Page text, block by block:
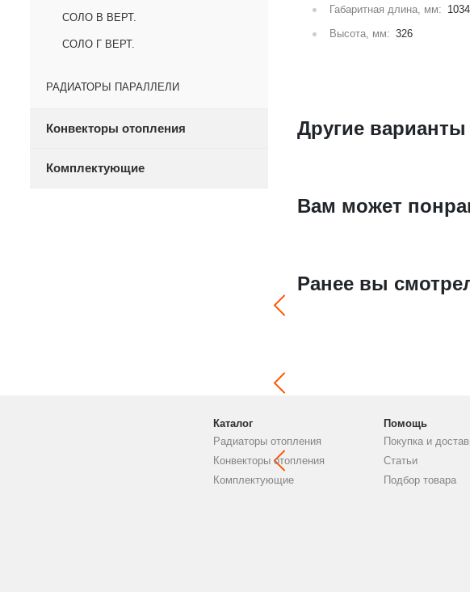
СОЛО В ВЕРТ.
СОЛО Г ВЕРТ.
РАДИАТОРЫ ПАРАЛЛЕЛИ
Конвекторы отопления
Комплектующие
Габаритная длина, мм: 1034
Высота, мм: 326
Другие
Вам может
Ранее вы
Каталог
Радиаторы отопления
Конвекторы отопления
Комплектующие
Помощь
Покупка и
Статьи
Подбор товара